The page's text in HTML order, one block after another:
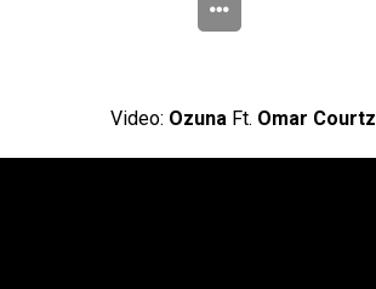
Video: Ozuna Ft. Omar Courtz